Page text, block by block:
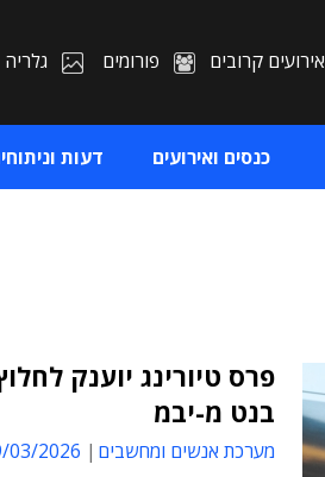
אירועים קרובים פורומים גלריה
כנסים ואירועים דעות
פרס טיורינג יוענק
בנט מ-יבמ
מערכת אנשים ומחשבים 2026 11:10